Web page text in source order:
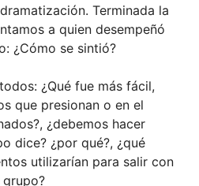
Terminada la
a quien desempeñó
¿Cómo se sintió?
¿Qué fue más fácil,
que presionan o en el
¿debemos hacer
dice? ¿por qué?, ¿qué
utilizarían para salir con